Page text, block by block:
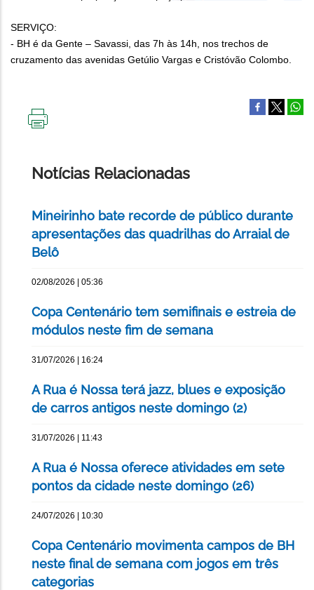
SERVIÇO:
- BH é da Gente – Savassi, das 7h às 14h, nos trechos de
cruzamento das avenidas Getúlio Vargas e Cristóvão Colombo.
Notícias Relacionadas
Mineirinho bate recorde de público durante
apresentações das quadrilhas do Arraial de
Belô
02/08/2026 | 05:36
Copa Centenário tem semifinais e estreia de
módulos neste fim de semana
31/07/2026 | 16:24
A Rua é Nossa terá jazz, blues e exposição
de carros antigos neste domingo (2)
31/07/2026 | 11:43
A Rua é Nossa oferece atividades em sete
pontos da cidade neste domingo (26)
24/07/2026 | 10:30
Copa Centenário movimenta campos de BH
neste final de semana com jogos em três
categorias